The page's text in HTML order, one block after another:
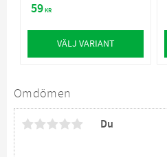
Omdömen
Du
59KR
VÄLJ VARIANT